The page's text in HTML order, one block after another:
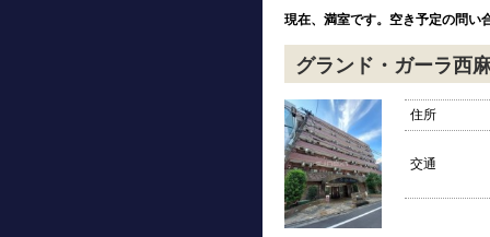
現在、満室です。空き予定の問い
グランド・ガーラ西
住所
交通